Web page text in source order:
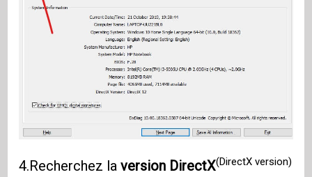
4.Recherchez laversion DirectX(DirectX version)